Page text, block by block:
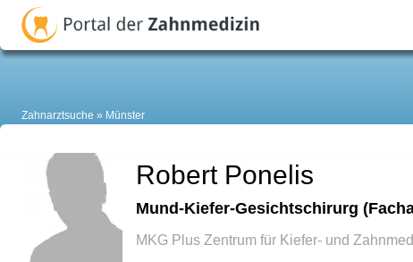
Zahnarztsuche Münster
Robert Ponelis
Mund-Kiefer-Gesichtschirurg
MKG Plus Zentrum für Kiefer- und